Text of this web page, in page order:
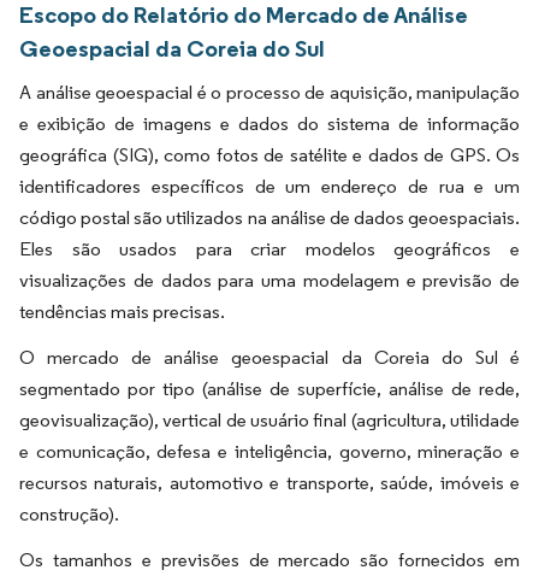
Escopo do Relatório do Mercado de Análise
Geoespacial da Coreia do Sul
A análise geoespacial é o processo de aquisição, manipulação
e exibição de imagens e dados do sistema de informação
geográfica (SIG), como fotos de satélite e dados de GPS. Os
identificadores específicos de um endereço de rua e um
código postal são utilizados na análise de dados geoespaciais.
Eles são usados para criar modelos geográficos e
visualizações de dados para uma modelagem e previsão de
tendências mais precisas.
O mercado de análise geoespacial da Coreia do Sul é
segmentado por tipo (análise de superfície, análise de rede,
geovisualização), vertical de usuário final (agricultura, utilidade
e comunicação, defesa e inteligência, governo, mineração e
recursos naturais, automotivo e transporte, saúde, imóveis e
construção).
Os tamanhos e previsões de mercado são fornecidos em